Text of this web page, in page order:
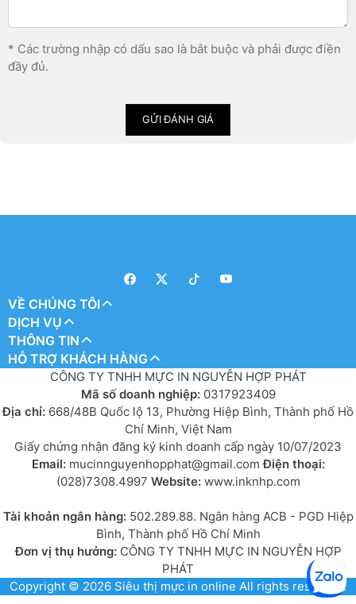
* Các trường nhập có dấu sao là bắt buộc và phải được điền
đầy đủ.
GỬI ĐÁNH GIÁ
VỀ CHÚNG TÔI
DỊCH VỤ
THÔNG TIN
HỖ TRỢ KHÁCH HÀNG
CÔNG TY TNHH MỰC IN NGUYỄN HỢP PHÁT
Mã số doanh nghiệp: 0317923409
Địa chỉ: 668/48B Quốc lộ 13, Phường Hiệp Bình, Thành phố Hồ
Chí Minh, Việt Nam
Giấy chứng nhận đăng ký kinh doanh cấp ngày 10/07/2023
Email: mucinnguyenhopphat@gmail.comĐiện thoại:
(028)7308.4997 Website: www.inknhp.com
Tài khoản ngân hàng: 502.289.88. Ngân hàng ACB - PGD Hiệp
Bình, Thành phố Hồ Chí Minh
Đơn vị thụ hưởng:CÔNG TY TNHH MỰC IN NGUYỄN HỢP
PHÁT
Copyright © 2026 Siêu thị mực in online All rights reserved.